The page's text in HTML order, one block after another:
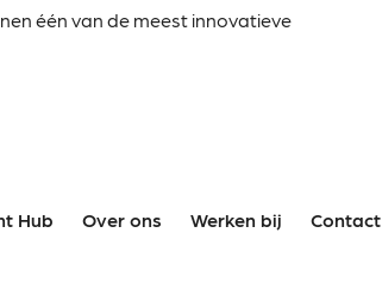
één van de meest innovatieve
Hub Over ons Werken bij Contact